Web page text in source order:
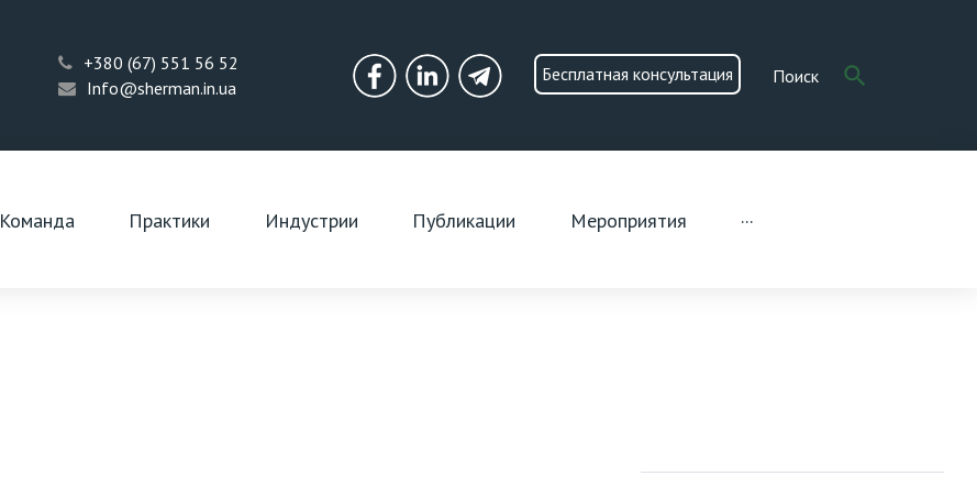
+380 (67) 551 56 52
Info@sherman.in.ua
search
Бесплатная консультация
Команда Практики Индустрии Публикации Мероприятия ···